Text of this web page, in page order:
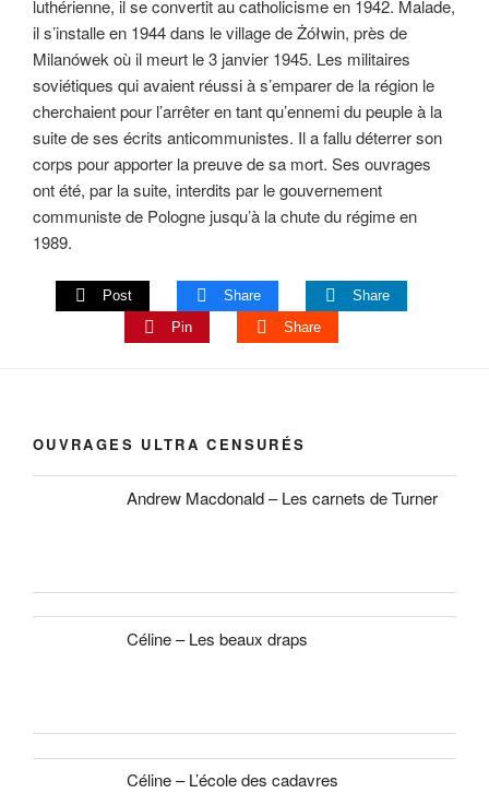
luthérienne, il se convertit au catholicisme en 1942. Malade,
il s’installe en 1944 dans le village de Żółwin, près de
Milanówek où il meurt le 3 janvier 1945. Les militaires
soviétiques qui avaient réussi à s’emparer de la région le
cherchaient pour l’arrêter en tant qu’ennemi du peuple à la
suite de ses écrits anticommunistes. Il a fallu déterrer son
corps pour apporter la preuve de sa mort. Ses ouvrages
ont été, par la suite, interdits par le gouvernement
communiste de Pologne jusqu’à la chute du régime en
1989.
Post Share
Share
Pin
Share
OUVRAGES ULTRA CENSURÉS
Andrew Macdonald – Les carnets de Turner
Céline – Les beaux draps
Céline – L’école des cadavres